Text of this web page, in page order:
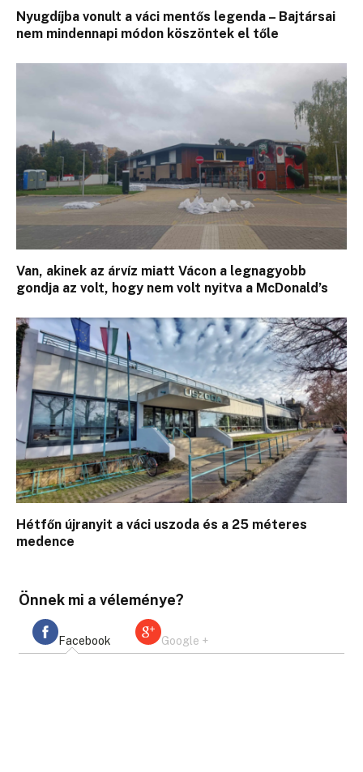
Nyugdíjba vonult a váci mentős legenda – Bajtársai
nem mindennapi módon köszöntek el tőle
Van, akinek az árvíz miatt Vácon a legnagyobb
gondja az volt, hogy nem volt nyitva a McDonald’s
Hétfőn újranyit a váci uszoda és a 25 méteres
medence
Önnek mi a véleménye?
Facebook Google +